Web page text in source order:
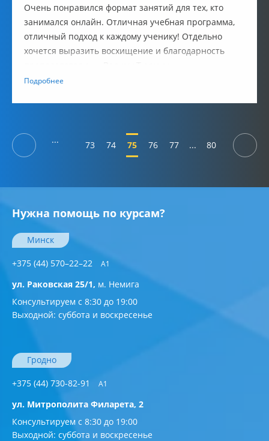
Очень понравился формат занятий для тех, кто
занимался онлайн. Отличная учебная программа,
отличный подход к каждому ученику! Отдельно
хочется выразить восхищение и благодарность
Подробнее
... 73 74 75 76 77 ... 80
Нужна помощь по курсам?
Минск
+375 (44) 570–22–22 A1
ул. Раковская 25/1, м. Немига
Консультируем с 8:30 до 19:00
Выходной: суббота и воскресенье
Гродно
+375 (44) 730-82-91 A1
ул. Митрополита Филарета, 2
Консультируем с 8:30 до 19:00
Выходной: суббота и воскресенье